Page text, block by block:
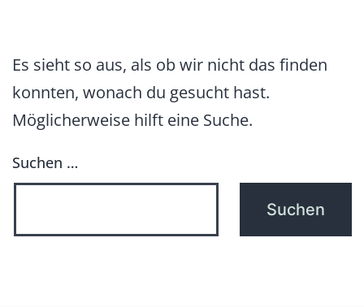
Es sieht so aus, als ob wir nicht das finden
konnten, wonach du gesucht hast.
Möglicherweise hilft eine Suche.
Suchen …